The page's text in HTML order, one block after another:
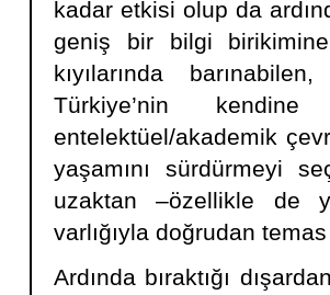
kadar etkisi olup da
geniş bir bilgi
kıyılarında
Türkiye’nin
entelektüel/akademik
yaşamını sürdürmeyi
uzaktan –özellikle de
varlığıyla doğrudan
Ardında bıraktığı